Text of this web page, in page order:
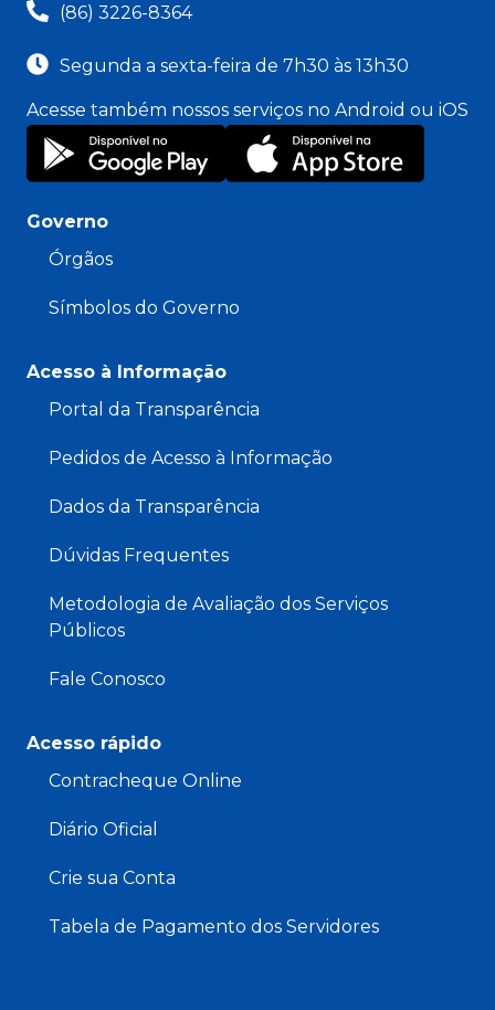
(86) 3226-8364
Segunda a sexta-feira de 7h30 às 13h30
Acesse também nossos serviços no Android ou iOS
Governo
Órgãos
Símbolos do Governo
Acesso à Informação
Portal da Transparência
Pedidos de Acesso à Informação
Dados da Transparência
Dúvidas Frequentes
Metodologia de Avaliação dos Serviços
Públicos
Fale Conosco
Acesso rápido
Contracheque Online
Diário Oficial
Crie sua Conta
Tabela de Pagamento dos Servidores